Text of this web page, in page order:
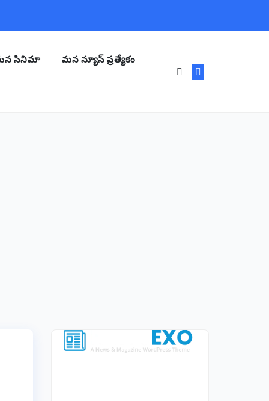
సినిమా మన న్యూస్ ప్రత్యేకం